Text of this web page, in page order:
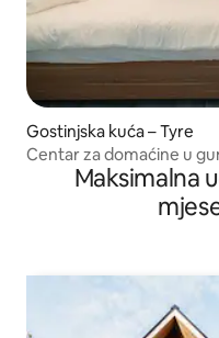
Gostinjska kuća – Tyre
Centar za domaćine u
Maksimalna